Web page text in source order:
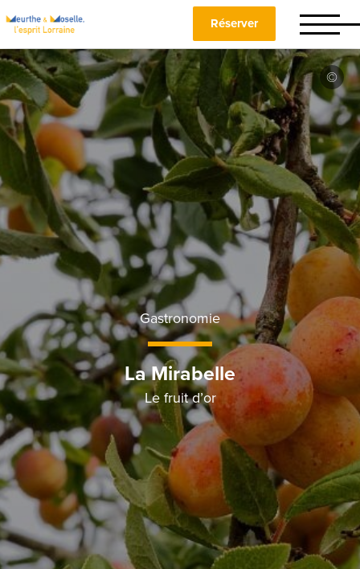
Réserver
Gastronomie
La Mirabelle
Le fruit d’or